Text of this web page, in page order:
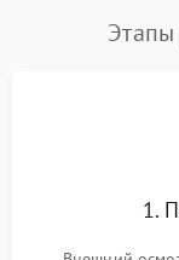
Этапы
1.